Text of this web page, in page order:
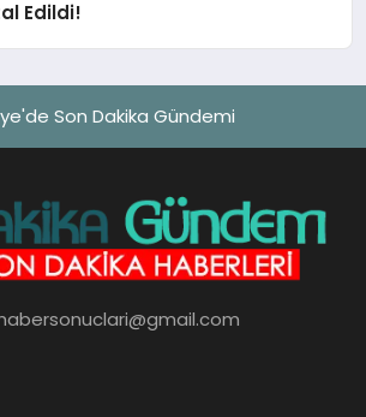
Edildi!
Son Dakika Gündemi